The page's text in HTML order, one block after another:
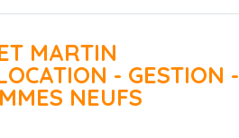
MARTIN
- GESTION -
NEUFS